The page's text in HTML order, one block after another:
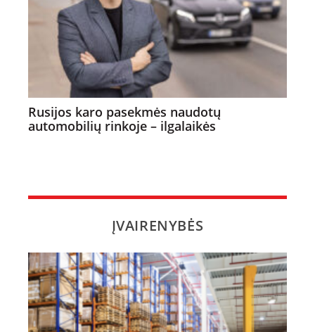
Rusijos karo pasekmės naudotų
automobilių rinkoje – ilgalaikės
ĮVAIRENYBĖS